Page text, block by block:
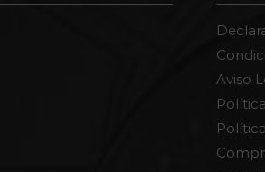
Aviso